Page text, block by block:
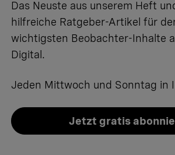
Das Neuste aus unserem Heft
hilfreiche Ratgeber-Artikel für
wichtigsten Beobachter-Inhalte
Digital.
Jeden Mittwoch und Sonntag in
Jetzt gratis